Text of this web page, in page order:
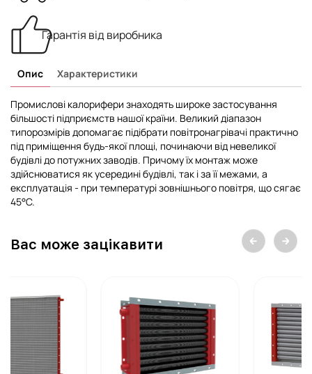
Гарантія від виробника
Опис Характеристики
Промислові калорифери знаходять широке застосування
більшості підприємств нашої країни. Великий діапазон
типорозмірів допомагає підібрати повітронагрівачі практично
під приміщення будь-якої площі, починаючи від невеликої
будівлі до потужних заводів. Причому їх монтаж може
здійснюватися як усередині будівлі, так і за її межами, а
експлуатація - при температурі зовнішнього повітря, що сягає
45°С.
Вас може зацікавити